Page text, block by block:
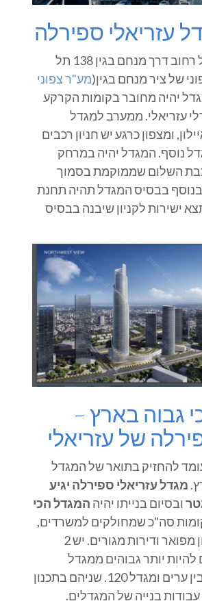
עזריאלי ספירלה
המגדל ממוקם על רחוב דרך מנחם בגין 138 תל
של ציר מנחם בגין(מע"ר צפוני
יהיה מחובר בקומות הקרקע
עזריאלי. ממערב למגדל
ומצפון כרגע יש חניון רכבים
נוסף. המגדל יהיה במרחק
השלום שממוקמת בסמוך
בנוסף בבסיס המגדל תהיה תחנת
ישירות לקניון שיבנה בבסיס
גבוה בארץ –
של עזריאלי
להחזיק בתואר של המגדל
מגדל עזריאלי ספירלה יגיע
ובסיום בנייתו יהיה המגדל הכי
קומות סה"כ שמחולקים למשרדים,
שטחי מסחר, מלון מפואר ודירות מגורים. יש 2
יותר גבוהים ממגדל
הספירלה, מגדל בין ערים ומגדל 120. שניהם בתכנון
בנייה של המגדלים.